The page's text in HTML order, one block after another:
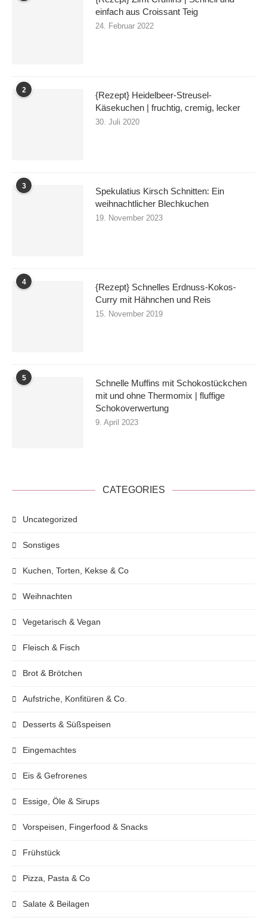
einfach aus Croissant Teig
24. Februar 2022
2
{Rezept} Heidelbeer-Streusel-
Käsekuchen | fruchtig, cremig, lecker
30. Juli 2020
3
Spekulatius Kirsch Schnitten: Ein
weihnachtlicher Blechkuchen
19. November 2023
4
{Rezept} Schnelles Erdnuss-Kokos-
Curry mit Hähnchen und Reis
15. November 2019
5
Schnelle Muffins mit Schokostückchen
mit und ohne Thermomix | fluffige
Schokoverwertung
9. April 2023
CATEGORIES
Uncategorized
Sonstiges
Kuchen, Torten, Kekse & Co
Weihnachten
Vegetarisch & Vegan
Fleisch & Fisch
Brot & Brötchen
Aufstriche, Konfitüren & Co.
Desserts & Süßspeisen
Eingemachtes
Eis & Gefrorenes
Essige, Öle & Sirups
Vorspeisen, Fingerfood & Snacks
Frühstück
Pizza, Pasta & Co
Salate & Beilagen